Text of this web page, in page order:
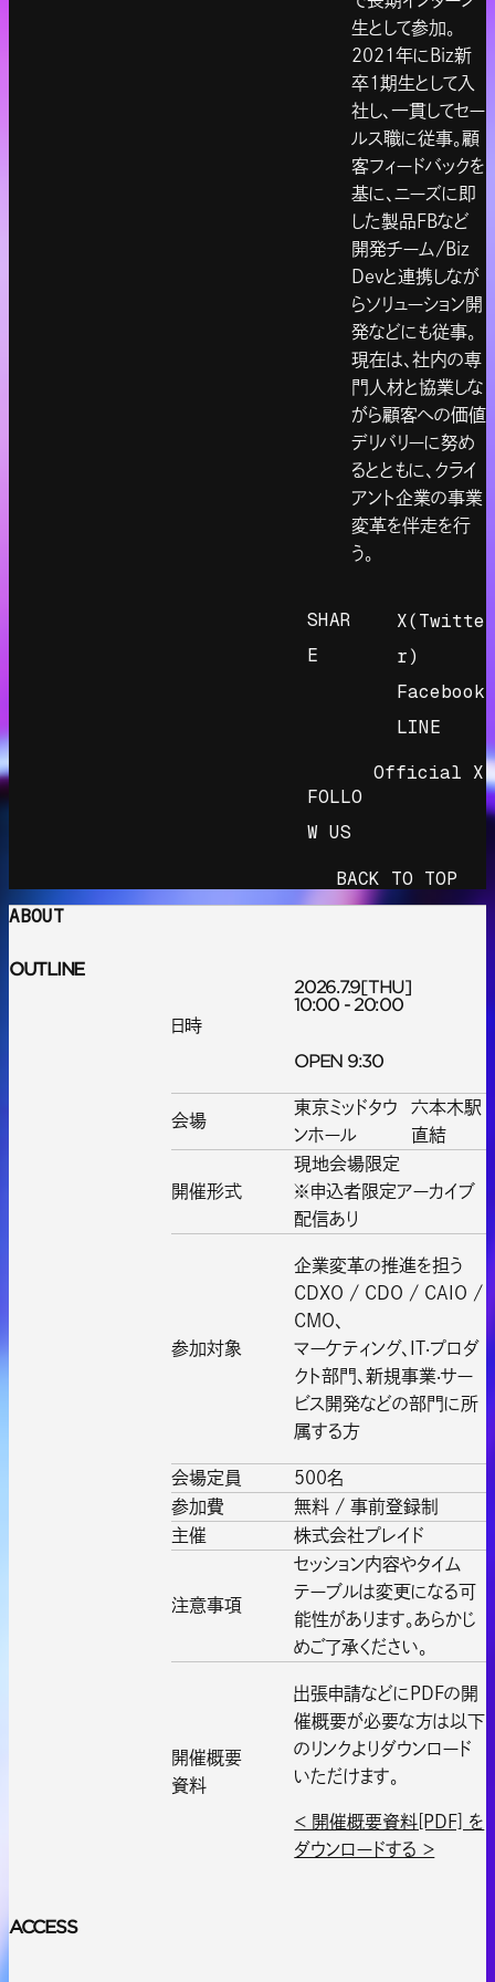
生として参加。
2021年にBiz新
卒1期生として入
社し、一貫してセー
ルス職に従事。顧
客フィードバックを
基に、ニーズに即
した製品FBなど
開発チーム/Biz
Devと連携しなが
らソリューション開
発などにも従事。
現在は、社内の専
門人材と協業しな
がら顧客への価値
デリバリーに努め
るとともに、クライ
アント企業の事業
変革を伴走を行
う。
SHAR
E
X(Twitte
r)
Facebook
LINE
FOLLO
W US
Official X
BACK TO TOP
ABOUT
OUTLINE
日時
2026.7.9[THU]
10:00 - 20:00
OPEN 9:30
会場
東京ミッドタウ
ンホール
六本木駅
直結
開催形式
現地会場限定
※申込者限定アーカイブ
配信あり
参加対象
企業変革の推進を担う
CDXO / CDO / CAIO /
CMO、
マーケティング、IT‧プロダ
クト部門、新規事業‧サー
ビス開発などの部門に所
属する方
会場定員
500名
参加費
無料 / 事前登録制
主催
株式会社プレイド
注意事項
セッション内容やタイム
テーブルは変更になる可
能性があります。あらかじ
めご了承ください。
開催概要
資料
出張申請などにPDFの開
催概要が必要な方は以下
のリンクよりダウンロード
いただけます。
＜ 開催概要資料[PDF] を
ダウンロードする ＞
ACCESS